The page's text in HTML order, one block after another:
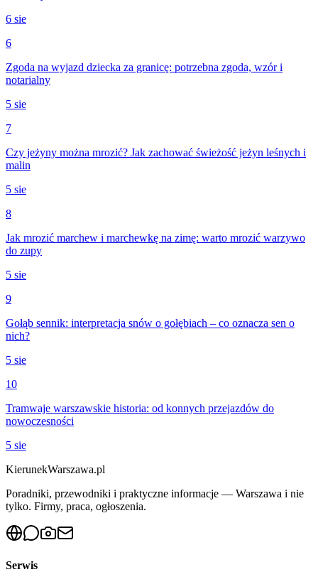
6 sie
6
Zgoda na wyjazd dziecka za granicę: potrzebna zgoda, wzór i
notarialny
5 sie
7
Czy jeżyny można mrozić? Jak zachować świeżość jeżyn leśnych i
malin
5 sie
8
Jak mrozić marchew i marchewkę na zimę: warto mrozić warzywo
do zupy
5 sie
9
Gołąb sennik: interpretacja snów o gołębiach – co oznacza sen o
nich?
5 sie
10
Tramwaje warszawskie historia: od konnych przejazdów do
nowoczesności
5 sie
KierunekWarszawa.pl
Poradniki, przewodniki i praktyczne informacje — Warszawa i nie
tylko. Firmy, praca, ogłoszenia.
Serwis